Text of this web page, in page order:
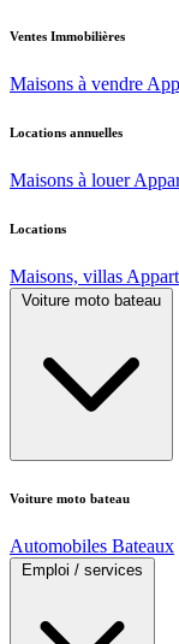
Ventes Immobilières
Maisons à vendre
Locations annuelles
Maisons à louer
Locations
Maisons, villas
Voiture moto bateau
Voiture moto bateau
Automobiles Bateaux
Emploi / services